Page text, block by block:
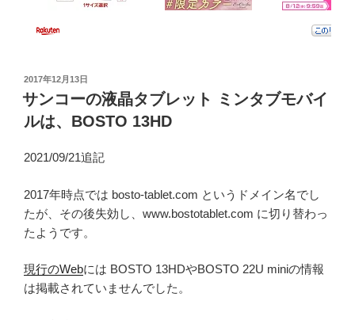
投
稿
日:
2017年12月13日
サンコーの液晶タブレット ミンタブモバイ
ルは、BOSTO 13HD
2021/09/21追記
2017年時点では bosto-tablet.com というドメイン名でし
たが、その後失効し、www.bostotablet.com に切り替わっ
たようです。
現行のWebには BOSTO 13HDやBOSTO 22U miniの情報
は掲載されていませんでした。